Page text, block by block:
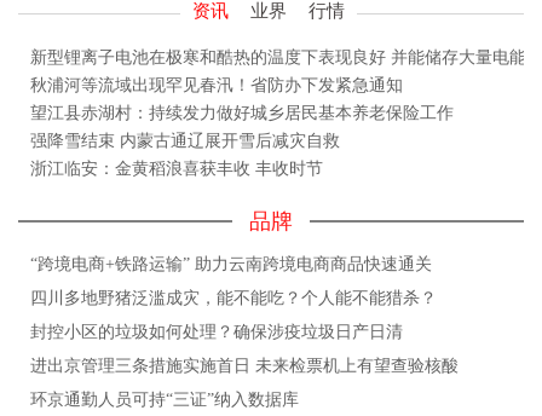
资讯 业界 行情
新型锂离子电池在极寒和酷热的温度下表现良好 并能储存大量电能
秋浦河等流域出现罕见春汛！省防办下发紧急通知
望江县赤湖村：持续发力做好城乡居民基本养老保险工作
强降雪结束 内蒙古通辽展开雪后减灾自救
浙江临安：金黄稻浪喜获丰收 丰收时节
品牌
“跨境电商+铁路运输” 助力云南跨境电商商品快速通关
四川多地野猪泛滥成灾，能不能吃？个人能不能猎杀？
封控小区的垃圾如何处理？确保涉疫垃圾日产日清
进出京管理三条措施实施首日 未来检票机上有望查验核酸
环京通勤人员可持“三证”纳入数据库